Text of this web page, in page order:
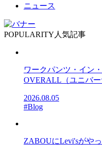
ニュース
POPULARITY 人気記事
ワークパンツ・イン
OVERALL（ユニバ
2026.08.05
#Blog
ZABOUにLevi'sがやっ